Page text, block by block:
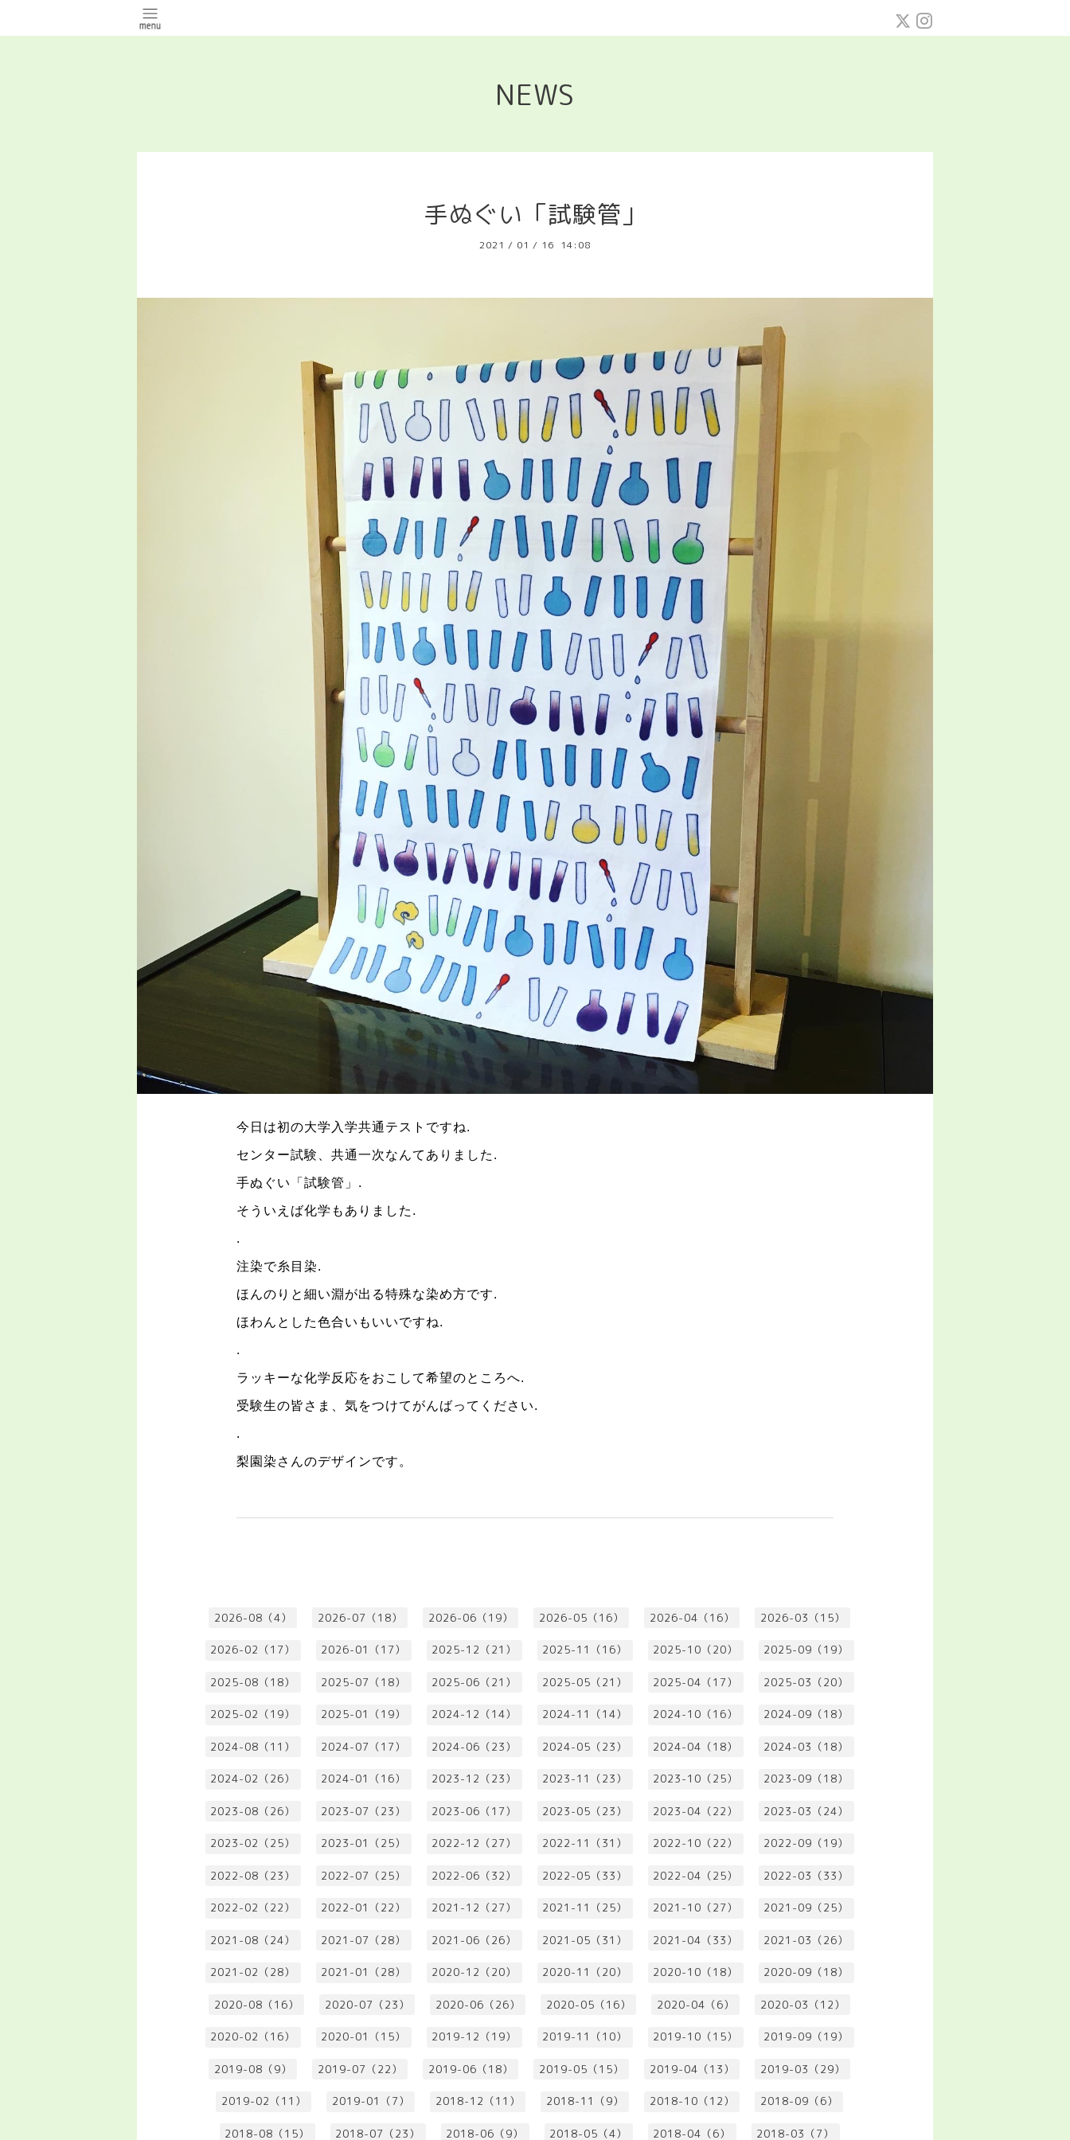
NEWS
手ぬぐい「試験管」
2021 / 01 / 16 14:08
今日は初の大学入学共通テストですね.
センター試験、共通一次なんてありました .
手ぬぐい「試験管」 .
そういえば化学もありました .
.
注染で糸目染.
ほんのりと細い淵が出る特殊な染め方です.
ほわんとした色合いもいいですね.
.
ラッキーな化学反応をおこして希望のところへ.
受験生の皆さま、気をつけてがんばってください.
.
梨園染さんのデザインです。
2026-08（4） 2026-07（18） 2026-06（19） 2026-05（16） 2026-04（16） 2026-03（15）
2026-02（17） 2026-01（17） 2025-12（21） 2025-11（16） 2025-10（20） 2025-09（19）
2025-08（18） 2025-07（18） 2025-06（21） 2025-05（21） 2025-04（17） 2025-03（20）
2025-02（19） 2025-01（19） 2024-12（14） 2024-11（14） 2024-10（16） 2024-09（18）
2024-08（11） 2024-07（17） 2024-06（23） 2024-05（23） 2024-04（18） 2024-03（18）
2024-02（26） 2024-01（16） 2023-12（23） 2023-11（23） 2023-10（25） 2023-09（18）
2023-08（26） 2023-07（23） 2023-06（17） 2023-05（23） 2023-04（22） 2023-03（24）
2023-02（25） 2023-01（25） 2022-12（27） 2022-11（31） 2022-10（22） 2022-09（19）
2022-08（23） 2022-07（25） 2022-06（32） 2022-05（33） 2022-04（25） 2022-03（33）
2022-02（22） 2022-01（22） 2021-12（27） 2021-11（25） 2021-10（27） 2021-09（25）
2021-08（24） 2021-07（28） 2021-06（26） 2021-05（31） 2021-04（33） 2021-03（26）
2021-02（28） 2021-01（28） 2020-12（20） 2020-11（20） 2020-10（18） 2020-09（18）
2020-08（16） 2020-07（23） 2020-06（26） 2020-05（16） 2020-04（6） 2020-03（12）
2020-02（16） 2020-01（15） 2019-12（19） 2019-11（10） 2019-10（15） 2019-09（19）
2019-08（9） 2019-07（22） 2019-06（18） 2019-05（15） 2019-04（13） 2019-03（29）
2019-02（11） 2019-01（7） 2018-12（11） 2018-11（9） 2018-10（12） 2018-09（6）
2018-08（15） 2018-07（23） 2018-06（9） 2018-05（4） 2018-04（6） 2018-03（7）